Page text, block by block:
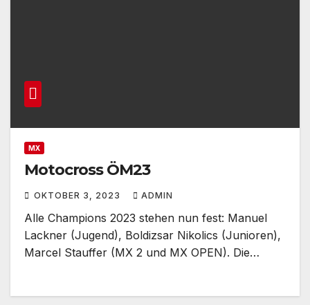
MX
Motocross ÖM23
OKTOBER 3, 2023 ADMIN
Alle Champions 2023 stehen nun fest: Manuel
Lackner (Jugend), Boldizsar Nikolics (Junioren),
Marcel Stauffer (MX 2 und MX OPEN). Die…